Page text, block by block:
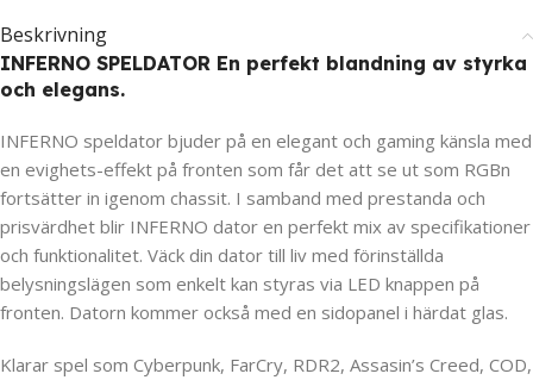
Beskrivning
INFERNO SPELDATOR En perfekt blandning av styrka
och elegans.
INFERNO speldator bjuder på en elegant och gaming känsla med
en evighets-effekt på fronten som får det att se ut som RGBn
fortsätter in igenom chassit. I samband med prestanda och
prisvärdhet blir INFERNO dator en perfekt mix av specifikationer
och funktionalitet. Väck din dator till liv med förinställda
belysningslägen som enkelt kan styras via LED knappen på
fronten. Datorn kommer också med en sidopanel i härdat glas.
Klarar spel som Cyberpunk, FarCry, RDR2, Assasin’s Creed, COD,